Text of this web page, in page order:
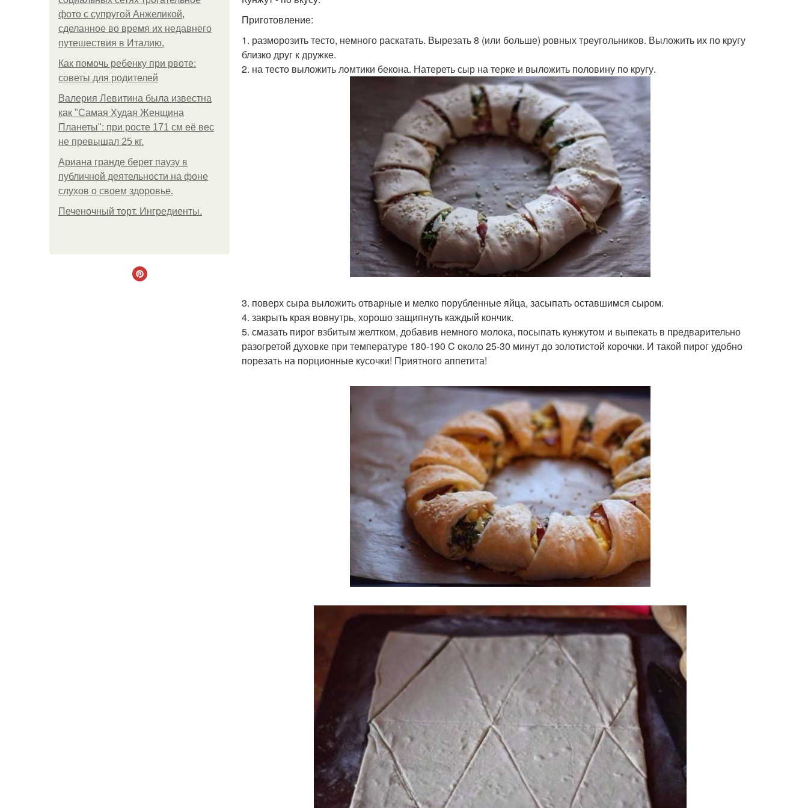
фото с супругой Анжеликой,
сделанное во время их недавнего
путешествия в Италию.
Как помочь ребенку при рвоте:
советы для родителей
Валерия Левитина была известна
как "Самая Худая Женщина
Планеты": при росте 171 см её вес
не превышал 25 кг.
Ариана гранде берет паузу в
публичной деятельности на фоне
слухов о своем здоровье.
Печеночный торт. Ингредиенты.
Приготовление:
1. разморозить тесто, немного раскатать. Вырезать 8 (или больше) ровных треугольников. Выложить их по кругу
близко друг к дружке.
2. на тесто выложить ломтики бекона. Натереть сыр на терке и выложить половину по кругу.
3. поверх сыра выложить отварные и мелко порубленные яйца, засыпать оставшимся сыром.
4. закрыть края вовнутрь, хорошо защипнуть каждый кончик.
5. смазать пирог взбитым желтком, добавив немного молока, посыпать кунжутом и выпекать в предварительно
разогретой духовке при температуре 180-190 C около 25-30 минут до золотистой корочки. И такой пирог удобно
порезать на порционные кусочки! Приятного аппетита!